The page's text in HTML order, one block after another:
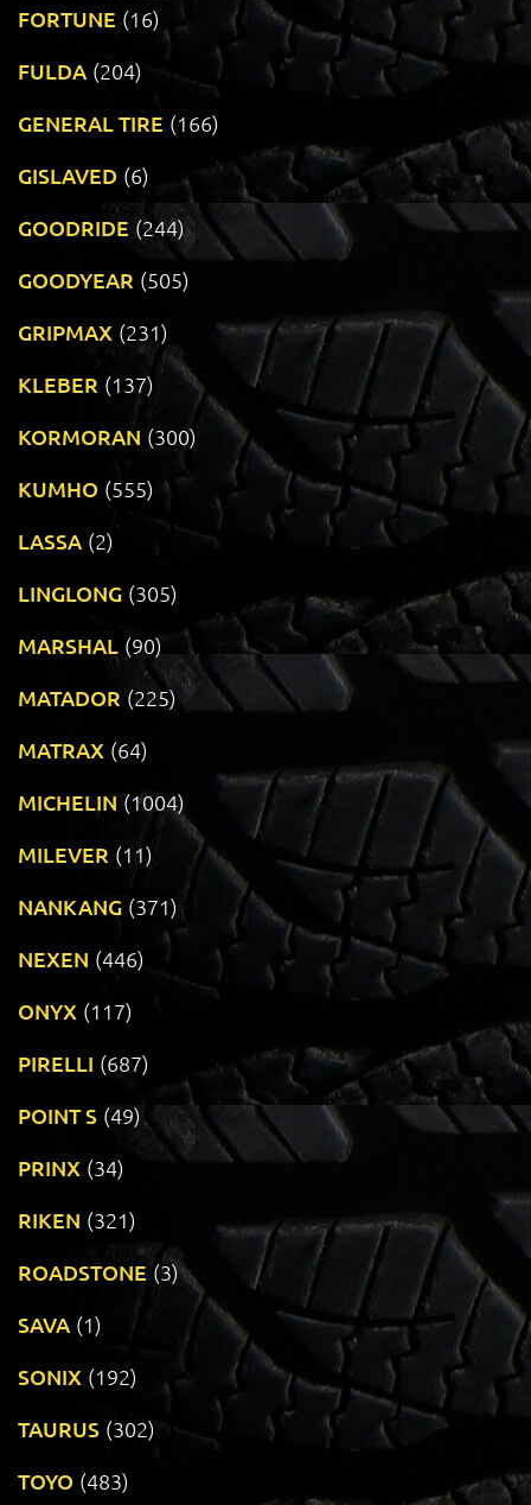
FORTUNE (16)
FULDA (204)
GENERAL TIRE (166)
GISLAVED (6)
GOODRIDE (244)
GOODYEAR (505)
GRIPMAX (231)
KLEBER (137)
KORMORAN (300)
KUMHO (555)
LASSA (2)
LINGLONG (305)
MARSHAL (90)
MATADOR (225)
MATRAX (64)
MICHELIN (1004)
MILEVER (11)
NANKANG (371)
NEXEN (446)
ONYX (117)
PIRELLI (687)
POINT S (49)
PRINX (34)
RIKEN (321)
ROADSTONE (3)
SAVA (1)
SONIX (192)
TAURUS (302)
TOYO (483)